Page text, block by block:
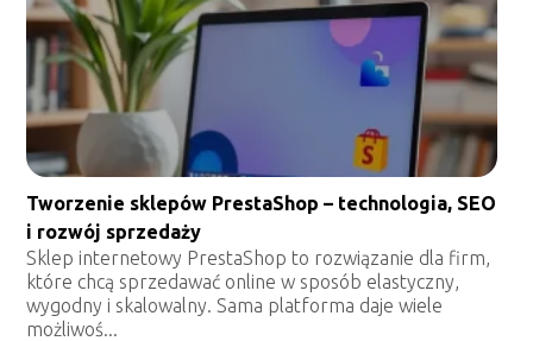
Tworzenie sklepów PrestaShop – technologia, SEO
i rozwój sprzedaży
Sklep internetowy PrestaShop to rozwiązanie dla firm,
które chcą sprzedawać online w sposób elastyczny,
wygodny i skalowalny. Sama platforma daje wiele
możliwoś...